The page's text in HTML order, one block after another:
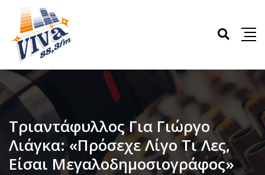
Τριαντάφυλλος Για Γιώργο
Λιάγκα: «Πρόσεχε Λίγο Τι Λες,
Είσαι Μεγαλοδημοσιογράφος»